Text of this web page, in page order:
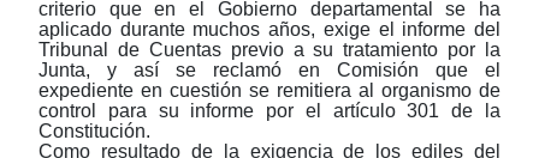
criterio que en el Gobierno departamental se ha
aplicado durante muchos años, exige el informe del
Tribunal de Cuentas previo a su tratamiento por la
Junta, y así se reclamó en Comisión que el
expediente en cuestión se remitiera al organismo de
control para su informe por el artículo 301 de la
Constitución.
Como resultado de la exigencia de los ediles del